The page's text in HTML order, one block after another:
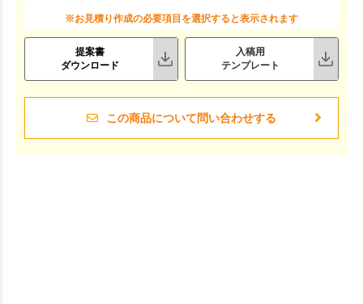
※お見積り作成の必要項目を選択すると表示されます
提案書
ダウンロード
入稿用
テンプレート
この商品について問い合わせする